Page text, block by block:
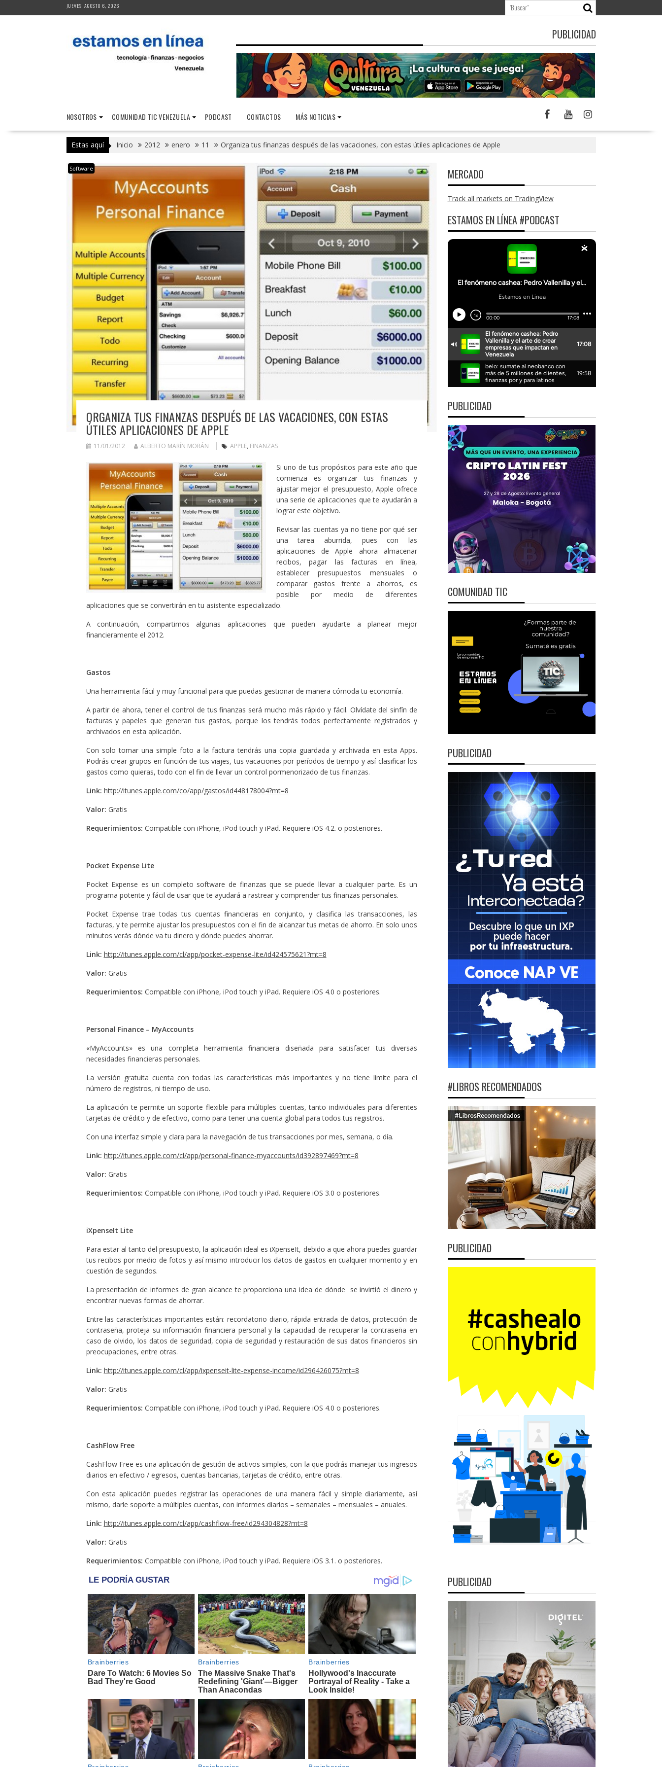
al
JUEVES, AGOSTO 6, 2026
PUBLICIDAD
NOSOTROS COMUNIDAD TIC VENEZUELA PODCAST CONTACTOS MÁS NOTICIAS
Estas aquí Inicio 2012 enero 11 Organiza tus finanzas después de las vacaciones, con estas útiles aplicaciones de Apple
Software
ORGANIZA TUS FINANZAS DESPUÉS DE LAS VACACIONES, CON ESTAS
ÚTILES APLICACIONES DE APPLE
11/01/2012 ALBERTO MARÍN MORÁN APPLE, FINANZAS
Si uno de tus propósitos para este año que
comienza es organizar tus finanzas y
ajustar mejor el presupuesto, Apple ofrece
una serie de aplicaciones que te ayudarán a
lograr este objetivo.
Revisar las cuentas ya no tiene por qué ser
una tarea aburrida, pues con las
aplicaciones de Apple ahora almacenar
recibos, pagar las facturas en línea,
establecer presupuestos mensuales o
comparar gastos frente a ahorros, es
posible por medio de diferentes
aplicaciones que se convertirán en tu asistente especializado.
A continuación, compartimos algunas aplicaciones que pueden ayudarte a planear mejor
financieramente el 2012.
Gastos
Una herramienta fácil y muy funcional para que puedas gestionar de manera cómoda tu economía.
A partir de ahora, tener el control de tus finanzas será mucho más rápido y fácil. Olvídate del sinfín de
facturas y papeles que generan tus gastos, porque los tendrás todos perfectamente registrados y
archivados en esta aplicación.
Con solo tomar una simple foto a la factura tendrás una copia guardada y archivada en esta Apps.
Podrás crear grupos en función de tus viajes, tus vacaciones por períodos de tiempo y así clasificar los
gastos como quieras, todo con el fin de llevar un control pormenorizado de tus finanzas.
Link: http://itunes.apple.com/co/app/gastos/id448178004?mt=8
Valor: Gratis
Requerimientos: Compatible con iPhone, iPod touch y iPad. Requiere iOS 4.2. o posteriores.
Pocket Expense Lite
Pocket Expense es un completo software de finanzas que se puede llevar a cualquier parte. Es un
programa potente y fácil de usar que te ayudará a rastrear y comprender tus finanzas personales.
Pocket Expense trae todas tus cuentas financieras en conjunto, y clasifica las transacciones, las
facturas, y te permite ajustar los presupuestos con el fin de alcanzar tus metas de ahorro. En solo unos
minutos verás dónde va tu dinero y dónde puedes ahorrar.
Link: http://itunes.apple.com/cl/app/pocket-expense-lite/id424575621?mt=8
Valor: Gratis
Requerimientos: Compatible con iPhone, iPod touch y iPad. Requiere iOS 4.0 o posteriores.
Personal Finance – MyAccounts
«MyAccounts» es una completa herramienta financiera diseñada para satisfacer tus diversas
necesidades financieras personales.
La versión gratuita cuenta con todas las características más importantes y no tiene límite para el
número de registros, ni tiempo de uso.
La aplicación te permite un soporte flexible para múltiples cuentas, tanto individuales para diferentes
tarjetas de crédito y de efectivo, como para tener una cuenta global para todos tus registros.
Con una interfaz simple y clara para la navegación de tus transacciones por mes, semana, o día.
Link: http://itunes.apple.com/cl/app/personal-finance-myaccounts/id392897469?mt=8
Valor: Gratis
Requerimientos: Compatible con iPhone, iPod touch y iPad. Requiere iOS 3.0 o posteriores.
iXpenseIt Lite
Para estar al tanto del presupuesto, la aplicación ideal es iXpenseIt, debido a que ahora puedes guardar
tus recibos por medio de fotos y así mismo introducir los datos de gastos en cualquier momento y en
cuestión de segundos.
La presentación de informes de gran alcance te proporciona una idea de dónde se invirtió el dinero y
encontrar nuevas formas de ahorrar.
Entre las características importantes están: recordatorio diario, rápida entrada de datos, protección de
contraseña, proteja su información financiera personal y la capacidad de recuperar la contraseña en
caso de olvido, los datos de seguridad, copia de seguridad y restauración de sus datos financieros sin
preocupaciones, entre otras.
Link: http://itunes.apple.com/cl/app/ixpenseit-lite-expense-income/id296426075?mt=8
Valor: Gratis
Requerimientos: Compatible con iPhone, iPod touch y iPad. Requiere iOS 4.0 o posteriores.
CashFlow Free
CashFlow Free es una aplicación de gestión de activos simples, con la que podrás manejar tus ingresos
diarios en efectivo / egresos, cuentas bancarias, tarjetas de crédito, entre otras.
Con esta aplicación puedes registrar las operaciones de una manera fácil y simple diariamente, así
mismo, darle soporte a múltiples cuentas, con informes diarios – semanales – mensuales – anuales.
Link: http://itunes.apple.com/cl/app/cashflow-free/id294304828?mt=8
Valor: Gratis
Requerimientos: Compatible con iPhone, iPod touch y iPad. Requiere iOS 3.1. o posteriores.
MERCADO
Track all markets on TradingView
ESTAMOS EN LÍNEA #PODCAST
PUBLICIDAD
COMUNIDAD TIC
PUBLICIDAD
#LIBROS RECOMENDADOS
PUBLICIDAD
PUBLICIDAD